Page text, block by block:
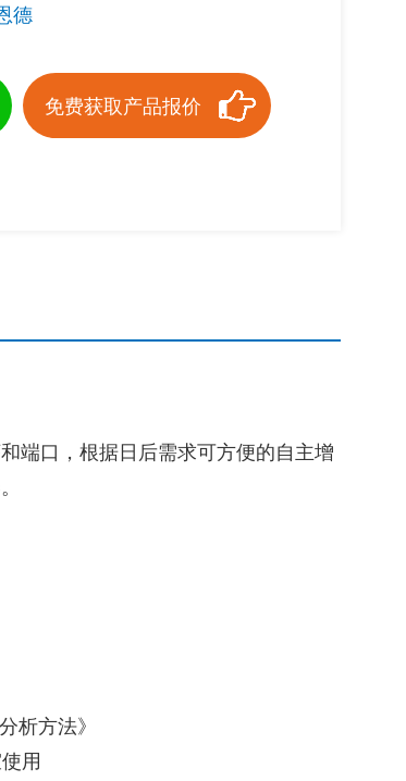
德
免费获取产品报价
端口，根据日后需求可方便的自主增
析方法》
用